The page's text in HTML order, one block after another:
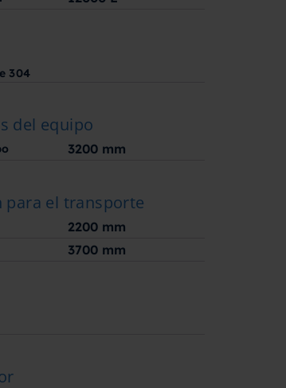
304
del equipo
3200 mm
para el transporte
2200 mm
3700 mm